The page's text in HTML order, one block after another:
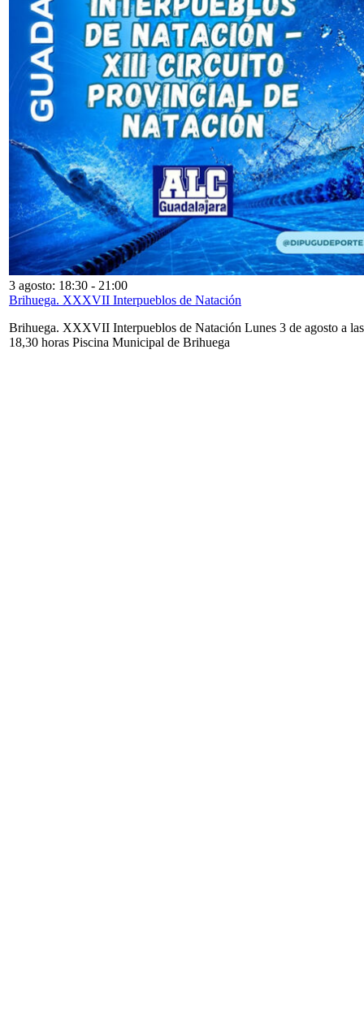
3 agosto: 18:30 - 21:00
Brihuega. XXXVII Interpueblos de Natación
Brihuega. XXXVII Interpueblos de Natación Lunes 3 de agosto a las
18,30 horas Piscina Municipal de Brihuega